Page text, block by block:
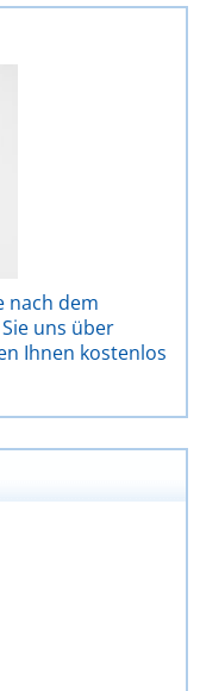
nach dem
uns über
Ihnen kostenlos